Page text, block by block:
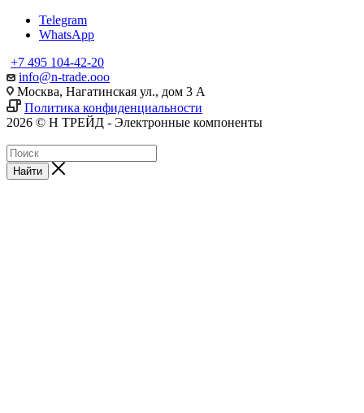
Telegram
WhatsApp
+7 495 104-42-20
info@n-trade.ooo
Москва, Нагатинская ул., дом 3 А
Политика конфиденциальности
2026 © Н ТРЕЙД - Электронные компоненты
Найти